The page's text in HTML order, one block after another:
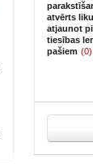
atvērts
atjaunot
tiesības
pašiem (0)